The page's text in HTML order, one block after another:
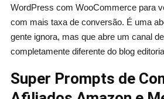
WordPress com WooCommerce para
com mais taxa de conversão. É uma
gente ignora, mas que abre um canal
completamente diferente do blog
Super Prompts de